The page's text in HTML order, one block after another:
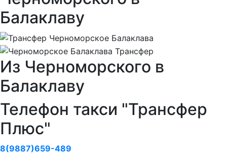
Балаклаву
Из Черноморского в
Балаклаву
Телефон такси "Трансфер
Плюс"
8(9887)659-489